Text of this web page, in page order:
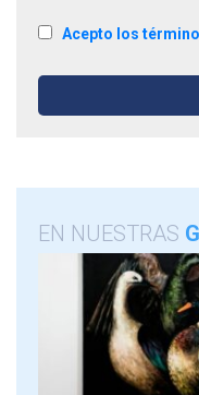
Acepto los
EN NUESTRAS